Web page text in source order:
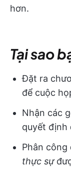
hơn.
Tại sao
Đặt ra
để cuộc
Nhận các
quyết định
Phân công
thực sự